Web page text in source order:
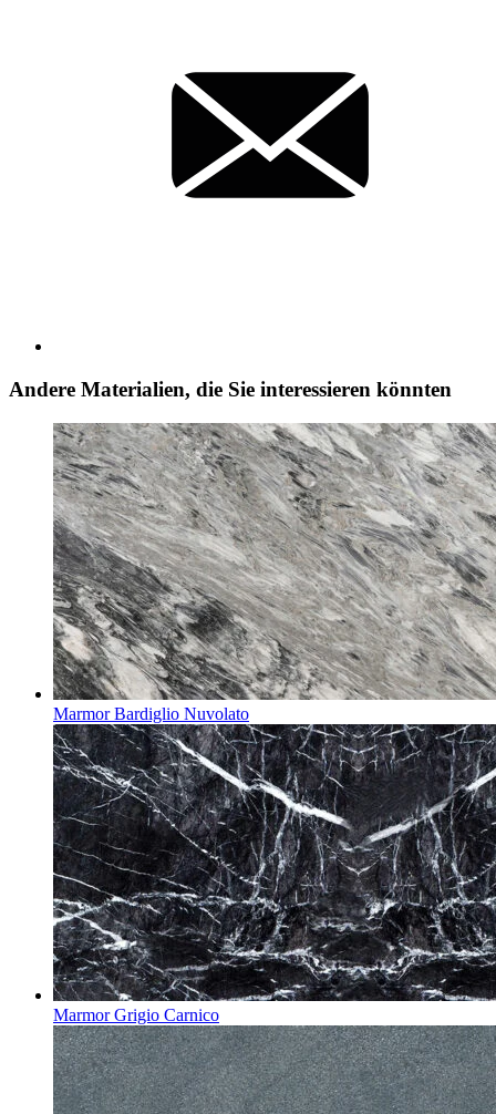
Andere Materialien, die Sie interessieren könnten
Marmor Bardiglio Nuvolato
Marmor Grigio Carnico